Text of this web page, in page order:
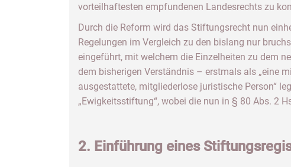
vorteilhaftesten empfundenen Landesrechts zu
Durch die Reform wird das Stiftungsrecht nun
Regelungen im Vergleich zu den bislang nur
eingeführt, mit welchem die Einzelheiten zu dem
dem bisherigen Verständnis – erstmals als „eine
ausgestattete, mitgliederlose juristische Person“
„Ewigkeitsstiftung“, wobei die nun in § 80 Abs. 2
2. Einführung eines